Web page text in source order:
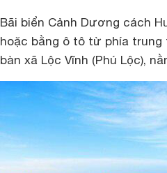
Bãi biển Cảnh Dương cách
hoặc bằng ô tô từ phía trung
bàn xã Lộc Vĩnh (Phú Lộc),